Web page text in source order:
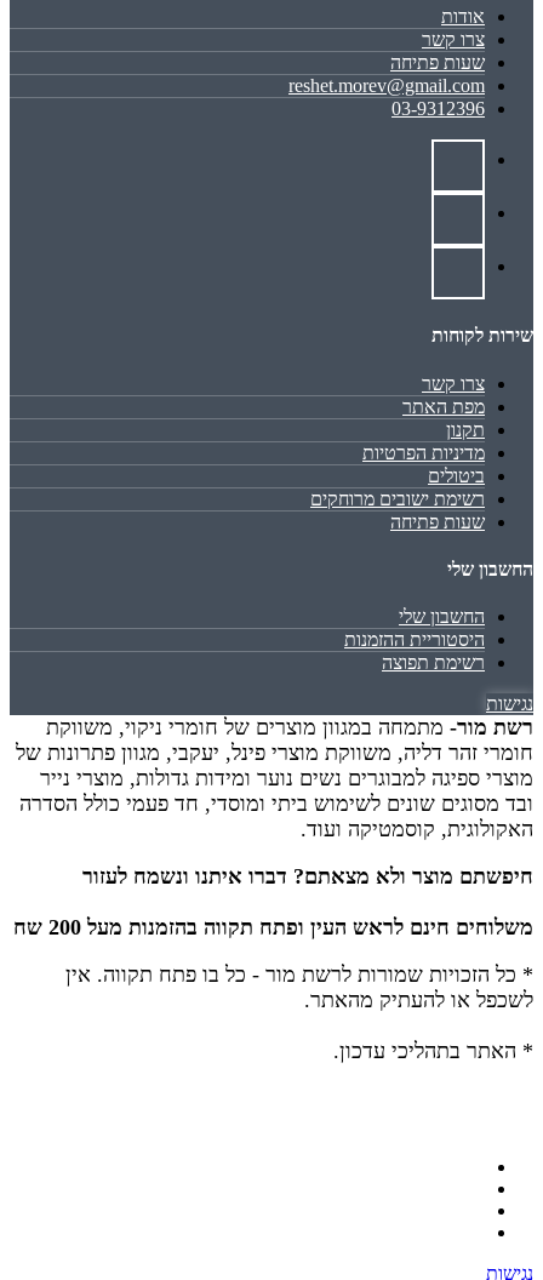
אודות
צרו קשר
שעות פתיחה
reshet.morev@gmail.com
03-9312396
שירות לקוחות
צרו קשר
מפת האתר
תקנון
מדיניות הפרטיות
ביטולים
רשימת ישובים מרוחקים
שעות פתיחה
החשבון שלי
החשבון שלי
היסטוריית ההזמנות
רשימת תפוצה
נגישות
רשת מור- מתמחה במגוון מוצרים של חומרי ניקוי, משווקת
חומרי זהר דליה, משווקת מוצרי פינל, יעקבי, מגוון פתרונות של
מוצרי ספיגה למבוגרים נשים נוער ומידות גדולות, מוצרי נייר
ובד מסוגים שונים לשימוש ביתי ומוסדי, חד פעמי כולל הסדרה
האקולוגית, קוסמטיקה ועוד.
חיפשתם מוצר ולא מצאתם? דברו איתנו ונשמח לעזור
משלוחים חינם לראש העין ופתח תקווה בהזמנות מעל 200 שח
* כל הזכויות שמורות לרשת מור - כל בו פתח תקווה. אין
לשכפל או להעתיק מהאתר.
* האתר בתהליכי עדכון.
נגישות